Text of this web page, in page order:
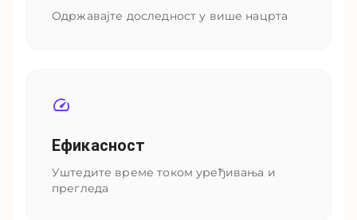
Одржавајте доследност у више нацрта
Ефикасност
Уштедите време током уређивања и
прегледа